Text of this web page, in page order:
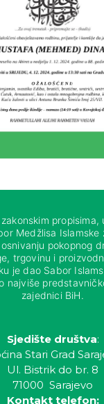
Medžlisa Islamske
pokopnog
trgovinu i
je dao Sabor
najviše
zajednici BiH.
Sjedište društva:
Stari Grad
Ul. Bistrik do br. 8
71000 Sarajevo
Kontakt telefon: